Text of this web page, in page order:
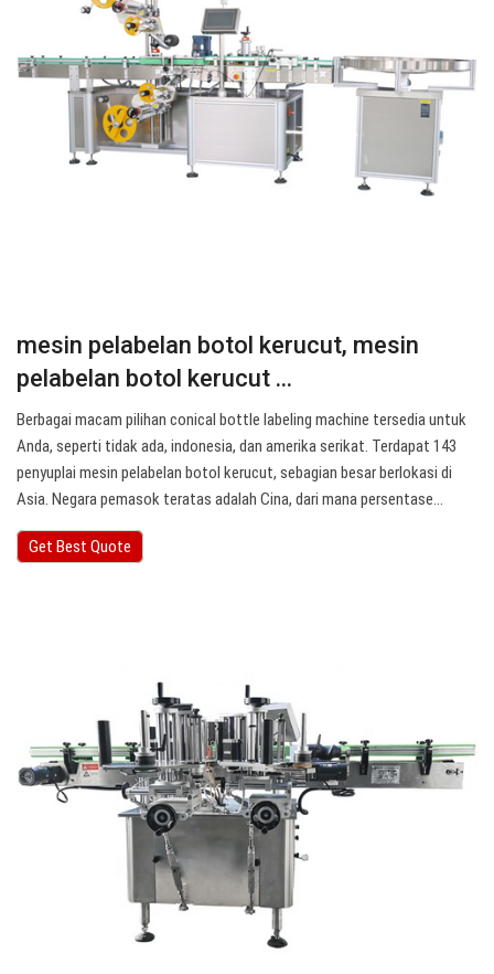
mesin pelabelan botol kerucut, mesin
pelabelan botol kerucut ...
Berbagai macam pilihan conical bottle labeling machine tersedia untuk
Anda, seperti tidak ada, indonesia, dan amerika serikat. Terdapat 143
penyuplai mesin pelabelan botol kerucut, sebagian besar berlokasi di
Asia. Negara pemasok teratas adalah Cina, dari mana persentase…
Get Best Quote